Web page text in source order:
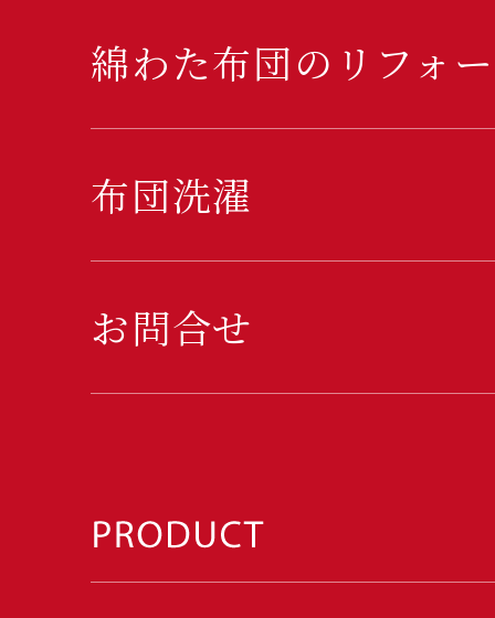
綿わた布団のリフォ
布団洗濯
お問合せ